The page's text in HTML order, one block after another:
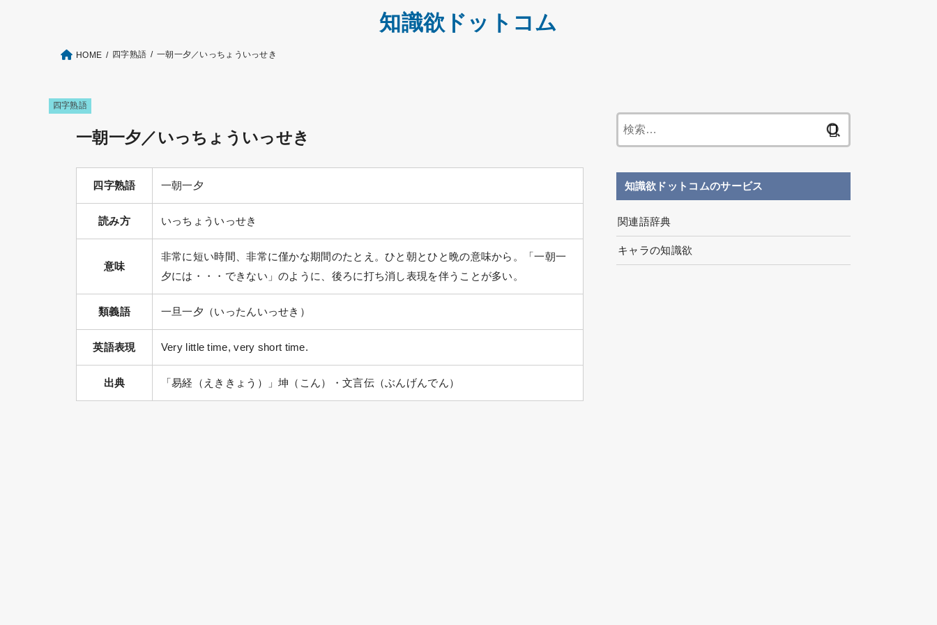
知識欲ドットコム
HOME 四字熟語 一朝一夕／いっちょういっせき
四字熟語
一朝一夕／いっちょういっせき
四字熟語 一朝一夕
読み方 いっちょういっせき
意味
非常に短い時間、非常に僅かな期間のたとえ。ひと朝とひと晩の意味から。「一朝一
夕には・・・できない」のように、後ろに打ち消し表現を伴うことが多い。
類義語 一旦一夕（いったんいっせき）
英語表現 Very little time, very short time.
出典 「易経（えききょう）」坤（こん）・文言伝（ぶんげんでん）
知識欲ドットコムのサービス
関連語辞典
キャラの知識欲